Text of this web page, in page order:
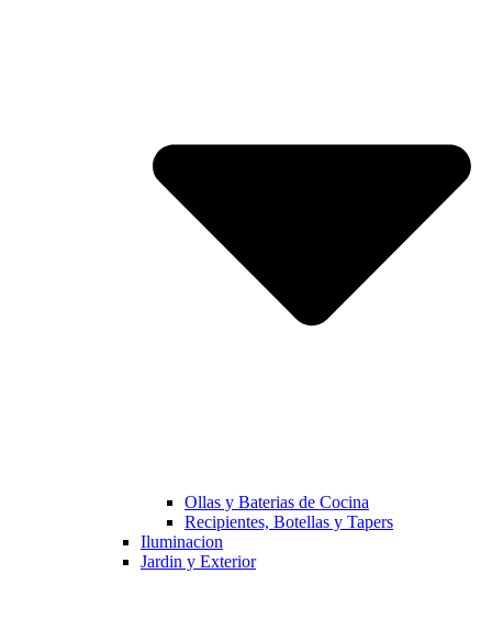
Ollas y Baterias de Cocina
Recipientes, Botellas y Tapers
Iluminacion
Jardin y Exterior